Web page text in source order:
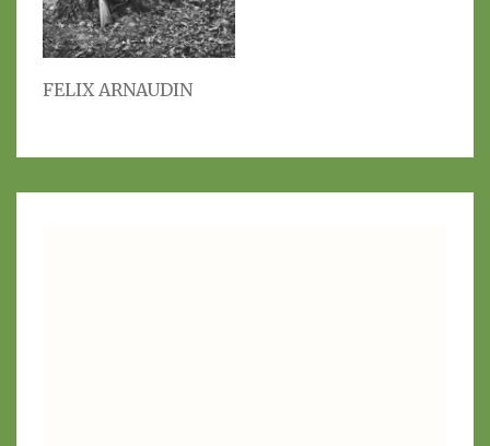
FELIX ARNAUDIN